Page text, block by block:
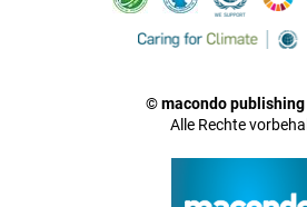
© macondo publishing
Alle Rechte